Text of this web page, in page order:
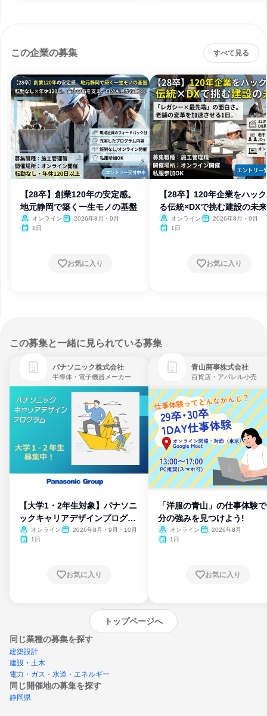
この企業の募集 すべて見る
【28卒】創業120年の安定感。
地元静岡で築く一生モノの基盤
オンライン
2026年8月・9月
1日
お気に入り
【28卒】120年企業をハッ
る伝統×DXで挑む建設の未来
オンライン
2026年8月・9月
1日
お気に入り
この募集と一緒に見られている募集
パナソニック株式会社
半導体・電子機器メーカー
【大学1・2年生対象】パナソニ
ックキャリアデザインプログラ
ム
オンライン
2026年8月・9月・10月
1日
お気に入り
青山商事株式会社
百貨店・アパレル小売
「洋服の青山」の仕事体験
分の強みを見つけよう!
オンライン
2026年8月
1日
お気に入り
トップページへ
同じ業種の募集を探す
建築設計
建設・土木
電力・ガス・水道・エネルギー
同じ開催地の募集を探す
静岡県